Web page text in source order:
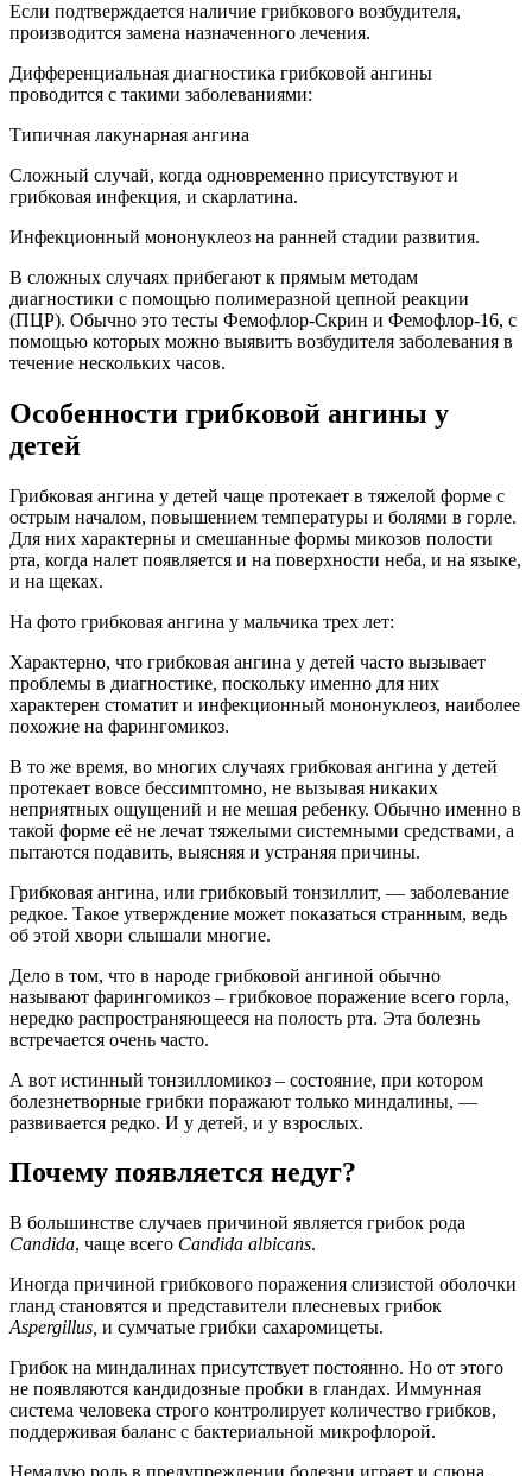
Если подтверждается наличие грибкового возбудителя,
производится замена назначенного лечения.
Дифференциальная диагностика грибковой ангины
проводится с такими заболеваниями:
Типичная лакунарная ангина
Сложный случай, когда одновременно присутствуют и
грибковая инфекция, и скарлатина.
Инфекционный мононуклеоз на ранней стадии развития.
В сложных случаях прибегают к прямым методам
диагностики с помощью полимеразной цепной реакции
(ПЦР). Обычно это тесты Фемофлор-Скрин и Фемофлор-16, с
помощью которых можно выявить возбудителя заболевания в
течение нескольких часов.
Особенности грибковой ангины у
детей
Грибковая ангина у детей чаще протекает в тяжелой форме с
острым началом, повышением температуры и болями в горле.
Для них характерны и смешанные формы микозов полости
рта, когда налет появляется и на поверхности неба, и на языке,
и на щеках.
На фото грибковая ангина у мальчика трех лет:
Характерно, что грибковая ангина у детей часто вызывает
проблемы в диагностике, поскольку именно для них
характерен стоматит и инфекционный мононуклеоз, наиболее
похожие на фарингомикоз.
В то же время, во многих случаях грибковая ангина у детей
протекает вовсе бессимптомно, не вызывая никаких
неприятных ощущений и не мешая ребенку. Обычно именно в
такой форме её не лечат тяжелыми системными средствами, а
пытаются подавить, выясняя и устраняя причины.
Грибковая ангина, или грибковый тонзиллит, — заболевание
редкое. Такое утверждение может показаться странным, ведь
об этой хвори слышали многие.
Дело в том, что в народе грибковой ангиной обычно
называют фарингомикоз – грибковое поражение всего горла,
нередко распространяющееся на полость рта. Эта болезнь
встречается очень часто.
А вот истинный тонзилломикоз – состояние, при котором
болезнетворные грибки поражают только миндалины, —
развивается редко. И у детей, и у взрослых.
Почему появляется недуг?
В большинстве случаев причиной является грибок рода
Candida, чаще всего Candida albicans.
Иногда причиной грибкового поражения слизистой оболочки
гланд становятся и представители плесневых грибок
Aspergillus, и сумчатые грибки сахаромицеты.
Грибок на миндалинах присутствует постоянно. Но от этого
не появляются кандидозные пробки в гландах. Иммунная
система человека строго контролирует количество грибков,
поддерживая баланс с бактериальной микрофлорой.